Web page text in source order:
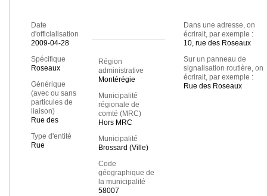
Date
d'officialisation
2009-04-28
Spécifique
Roseaux
Générique
(avec ou sans
particules de
liaison)
Rue des
Type d'entité
Rue
Région
administrative
Montérégie
Municipalité
régionale de
comté (MRC)
Hors MRC
Municipalité
Brossard (Ville)
Code
géographique de
la municipalité
58007
Dans une adresse, on
écrirait, par exemple :
10, rue des Roseaux
Sur un panneau de
signalisation routière, on
écrirait, par exemple :
Rue des Roseaux